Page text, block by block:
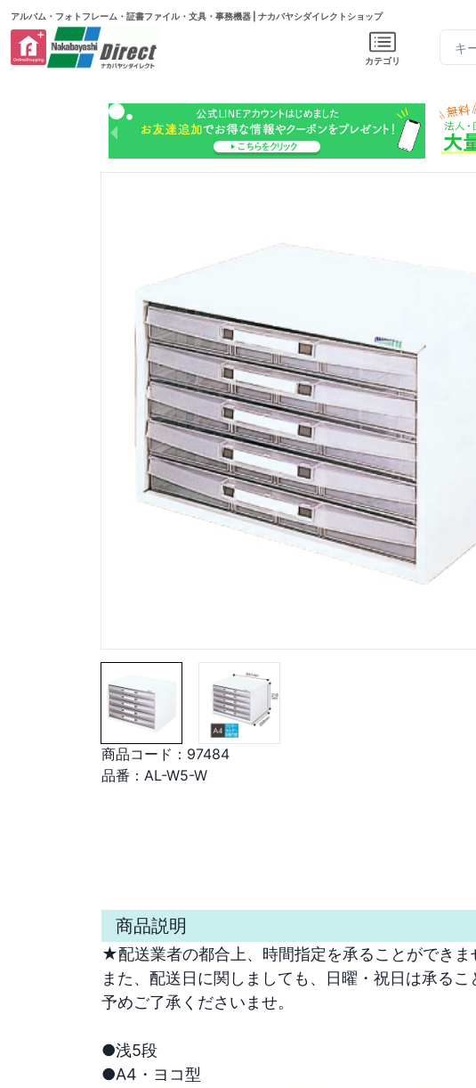
アルバム・フォトフレーム・証書ファイル・文具・事務機器 | ナカバヤシダイレクトショップ
カテゴリ
商品コード： 97484
品番： AL-W5-W
商品説明
★配送業者の都合上、時間指定を承ることができま
また、配送日に関しましても、日曜・祝日は承るこ
予めご了承くださいませ。
●浅5段
●A4・ヨコ型